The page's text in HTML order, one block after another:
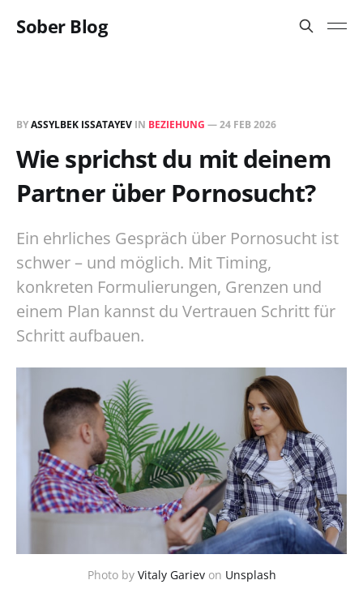
Sober Blog
BYASSYLBEK ISSATAYEV IN BEZIEHUNG —24 FEB 2026
Wie sprichst du mit deinem
Partner über Pornosucht?
Ein ehrliches Gespräch über Pornosucht ist
schwer – und möglich. Mit Timing,
konkreten Formulierungen, Grenzen und
einem Plan kannst du Vertrauen Schritt für
Schritt aufbauen.
Photo by Vitaly Garievon Unsplash